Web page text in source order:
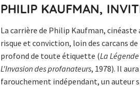
PHILIP KAUFMAN,
La carrière de Philip Kaufman,
risque et conviction, loin des carcans
profond de toute étiquette (La
L'Invasion des profanateurs, 1978). Il
farouchement indépendant, un auteur